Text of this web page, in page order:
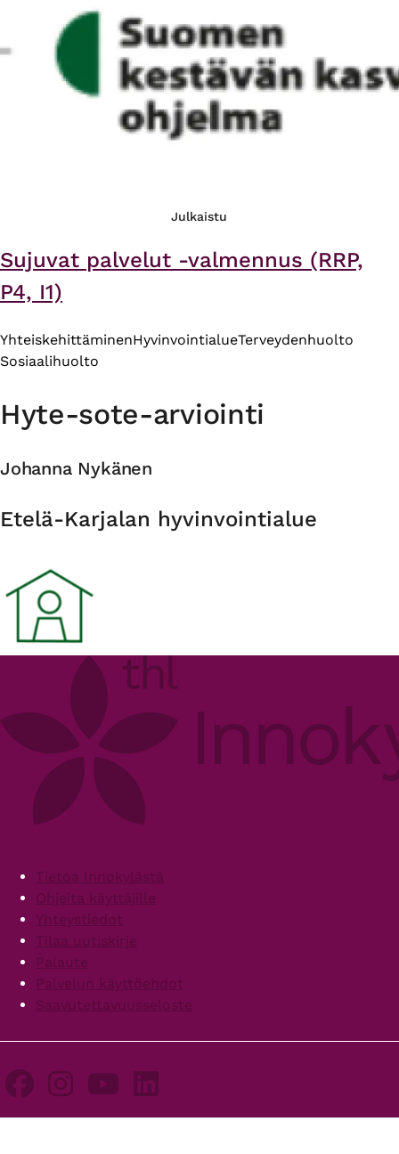
Julkaistu
Sujuvat palvelut -valmennus (RRP,
P4, I1)
YhteiskehittäminenHyvinvointialueTerveydenhuolto
Sosiaalihuolto
Hyte-sote-arviointi
Johanna Nykänen
Organisaatio
Etelä-Karjalan hyvinvointialue
FooterTietoa Innokylästä
Ohjeita käyttäjille
Yhteystiedot
Tilaa uutiskirje
Palaute
Palvelun käyttöehdot
Saavutettavuusseloste